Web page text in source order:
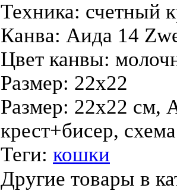
Техника: счетный
Канва: Аида 14
Цвет канвы:
Размер: 22х22
Размер: 22х22 см,
крест+бисер,
Теги: кошки
Другие товары в